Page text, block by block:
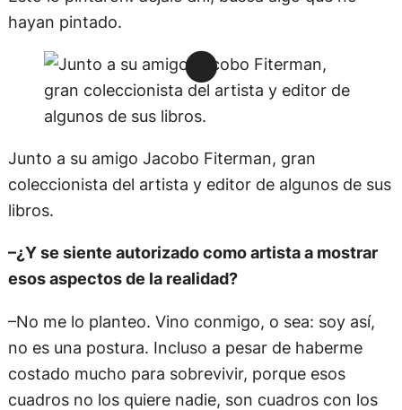
hayan pintado.
Junto a su amigo Jacobo Fiterman, gran
coleccionista del artista y editor de algunos de sus
libros.
–¿Y se siente autorizado como artista a mostrar
esos aspectos de la realidad?
–No me lo planteo. Vino conmigo, o sea: soy así,
no es una postura. Incluso a pesar de haberme
costado mucho para sobrevivir, porque esos
cuadros no los quiere nadie, son cuadros con los